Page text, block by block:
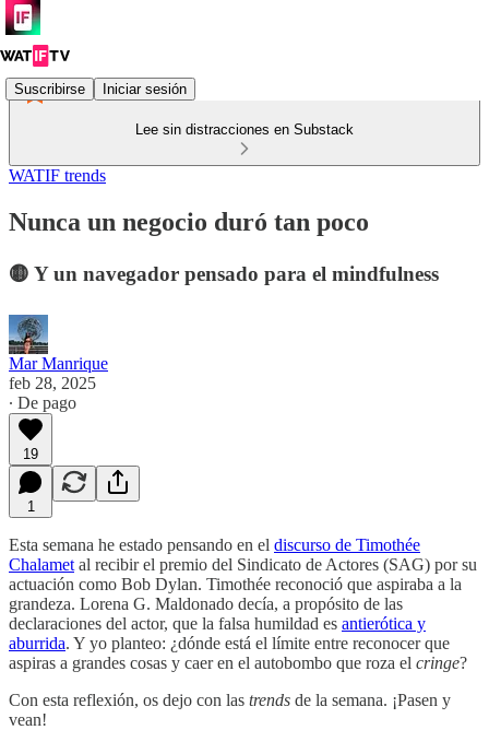
Suscribirse Iniciar sesión
Lee sin distracciones en Substack
WATIF trends
Nunca un negocio duró tan poco
🟡 Y un navegador pensado para el mindfulness
Mar Manrique
feb 28, 2025
∙ De pago
19
1
Esta semana he estado pensando en el discurso de Timothée
Chalamet al recibir el premio del Sindicato de Actores (SAG) por su
actuación como Bob Dylan. Timothée reconoció que aspiraba a la
grandeza. Lorena G. Maldonado decía, a propósito de las
declaraciones del actor, que la falsa humildad es antierótica y
aburrida. Y yo planteo: ¿dónde está el límite entre reconocer que
aspiras a grandes cosas y caer en el autobombo que roza el cringe?
Con esta reflexión, os dejo con las trends de la semana. ¡Pasen y
vean!